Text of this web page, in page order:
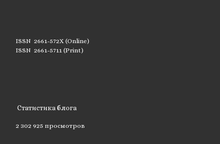
ISSN 2661-572X (Online)
ISSN 2661-5711 (Print)
Статистика блога
2 302 925 просмотров